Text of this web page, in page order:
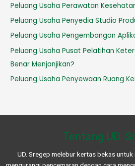
Peluang Usaha Perawatan
Peluang Usaha Penyedia Studio
Peluang Usaha Pengembangan
Peluang Usaha Pusat Pelatihan
Benar Menjanjikan?
Peluang Usaha Penyewaan Ruang
Tentang UD.
UD. Sregep melebur kertas bekas